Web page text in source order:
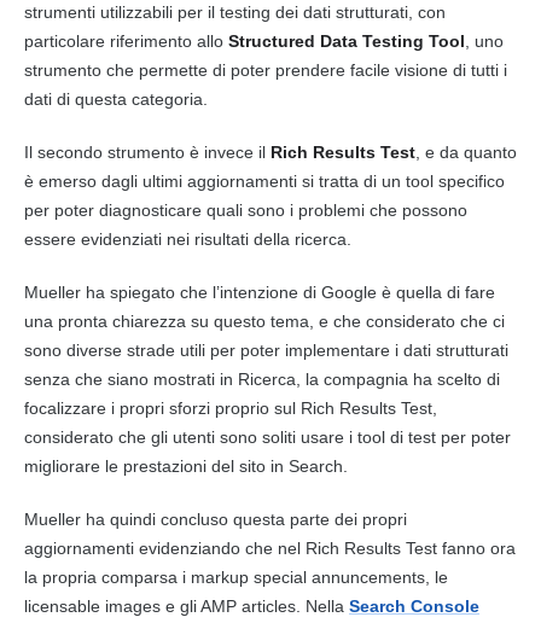
strumenti utilizzabili per il testing dei dati strutturati, con
particolare riferimento allo Structured Data Testing Tool , uno
strumento che permette di poter prendere facile visione di tutti i
dati di questa categoria.
Il secondo strumento è invece il Rich Results Test , e da quanto
è emerso dagli ultimi aggiornamenti si tratta di un tool specifico
per poter diagnosticare quali sono i problemi che possono
essere evidenziati nei risultati della ricerca.
Mueller ha spiegato che l’intenzione di Google è quella di fare
una pronta chiarezza su questo tema, e che considerato che ci
sono diverse strade utili per poter implementare i dati strutturati
senza che siano mostrati in Ricerca, la compagnia ha scelto di
focalizzare i propri sforzi proprio sul Rich Results Test,
considerato che gli utenti sono soliti usare i tool di test per poter
migliorare le prestazioni del sito in Search.
Mueller ha quindi concluso questa parte dei propri
aggiornamenti evidenziando che nel Rich Results Test fanno ora
la propria comparsa i markup special annuncements, le
licensable images e gli AMP articles. Nella Search Console